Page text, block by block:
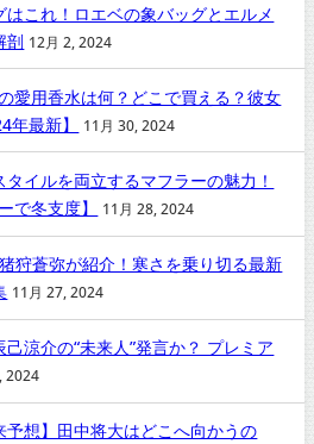
これ！ロエベの象バッグとエルメ
剖 12月 2, 2024
愛用香水は何？どこで買える？彼女
最新】
11月 30, 2024
イルを両立するマフラーの魅力！
で冬支度】
11月 28, 2024
狩蒼弥が紹介！寒さを乗り切る最新
11月 27, 2024
涼介の“未来人”発言か？ プレミア
2024
予想】田中将大はどこへ向かうの